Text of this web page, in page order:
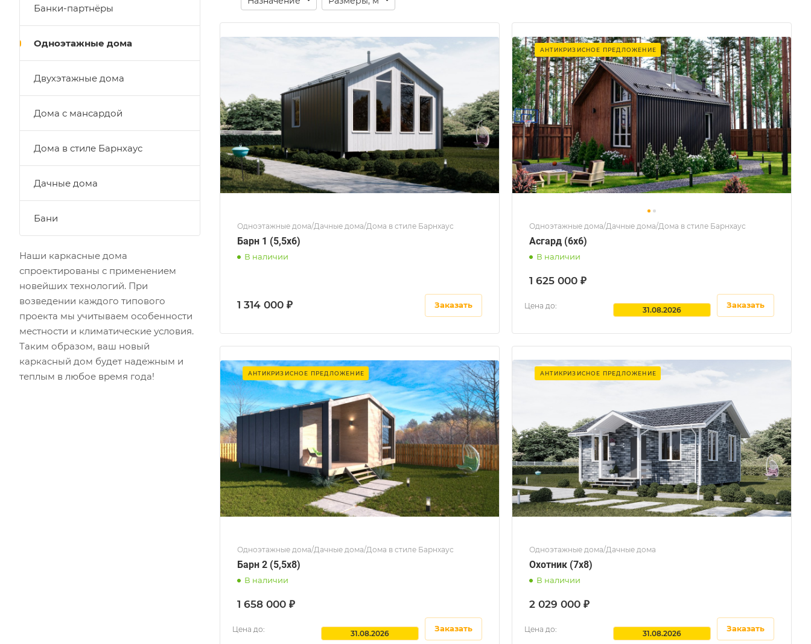
Одноэтажные дома/Дачные дома/Дома в стиле Барнхаус
Барн 1 (5,5х6)
В наличии
1 314 000 ₽ Заказать
АНТИКРИЗИСНОЕ ПРЕДЛОЖЕНИЕ
Одноэтажные дома/Дачные дома/Дома в стиле Барнхаус
Асгард (6x6)
В наличии
1 625 000 ₽
Цена до: 31.08.2026
Заказать
АНТИКРИЗИСНОЕ ПРЕДЛОЖЕНИЕ
Одноэтажные дома/Дачные дома/Дома в стиле Барнхаус
Барн 2 (5,5x8)
В наличии
1 658 000 ₽
Цена до: 31.08.2026
Заказать
АНТИКРИЗИСНОЕ ПРЕДЛОЖЕНИЕ
Одноэтажные дома/Дачные дома
Охотник (7x8)
В наличии
2 029 000 ₽
Цена до: 31.08.2026
Заказать
Банки-партнёры
Одноэтажные дома
Двухэтажные дома
Дома с мансардой
Дома в стиле Барнхаус
Дачные дома
Бани
Наши каркасные дома
спроектированы с применением
новейших технологий. При
возведении каждого типового
проекта мы учитываем особенности
местности и климатические условия.
Таким образом, ваш новый
каркасный дом будет надежным и
теплым в любое время года!